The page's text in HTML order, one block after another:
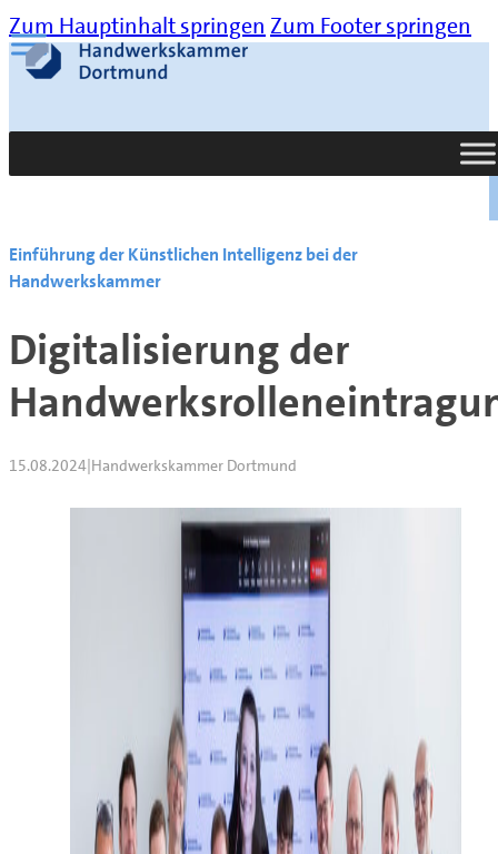
Zum Hauptinhalt springen Zum Footer springen
Suche
Einführung der Künstlichen Intelligenz bei der
Handwerkskammer
Digitalisierung der
15.08.2024|Handwerkskammer Dortmund